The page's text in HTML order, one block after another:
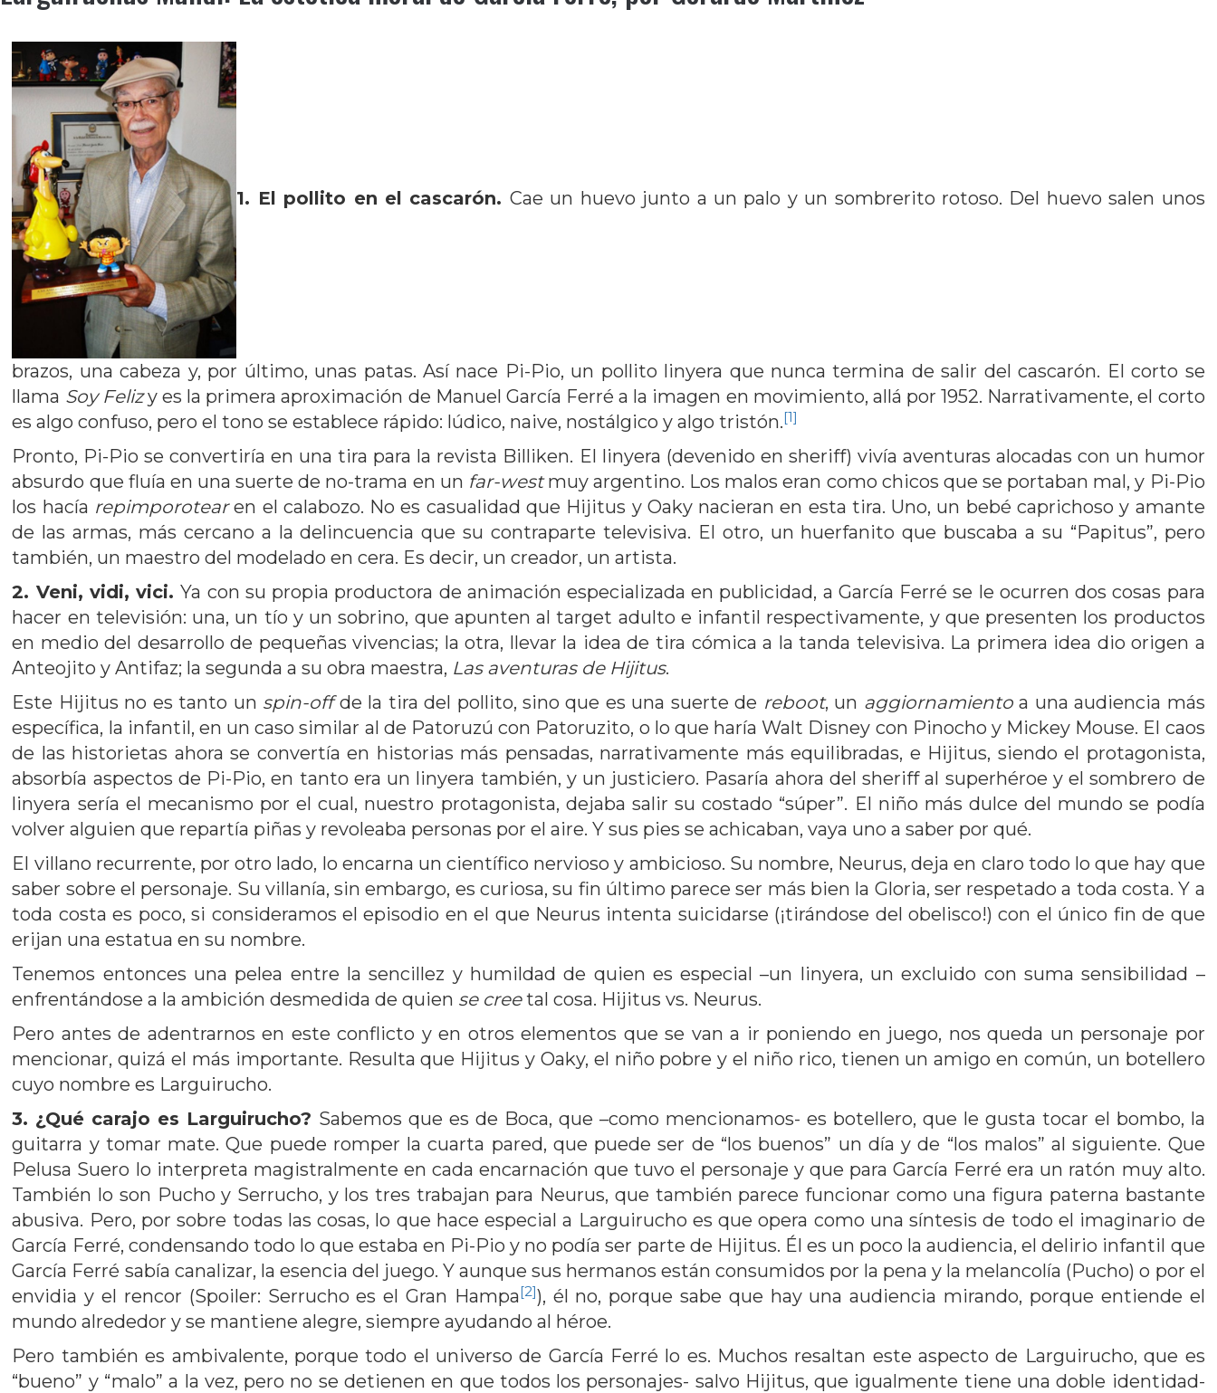
1. El pollito en el cascarón. Cae un huevo junto a un palo y un sombrerito rotoso. Del huevo salen unos
brazos, una cabeza y, por último, unas patas. Así nace Pi-Pio, un pollito linyera que nunca termina de salir del cascarón. El corto se
llama Soy Felizy es la primera aproximación de Manuel García Ferré a la imagen en movimiento, allá por 1952. Narrativamente, el corto
es algo confuso, pero el tono se establece rápido: lúdico, naive, nostálgico y algo tristón.[1]
Pronto, Pi-Pio se convertiría en una tira para la revista Billiken. El linyera (devenido en sheriff) vivía aventuras alocadas con un humor
absurdo que fluía en una suerte de no-trama en un far-westmuy argentino. Los malos eran como chicos que se portaban mal, y Pi-Pio
los hacía repimporotearen el calabozo. No es casualidad que Hijitus y Oaky nacieran en esta tira. Uno, un bebé caprichoso y amante
de las armas, más cercano a la delincuencia que su contraparte televisiva. El otro, un huerfanito que buscaba a su “Papitus”, pero
también, un maestro del modelado en cera. Es decir, un creador, un artista.
2. Veni, vidi, vici.Ya con su propia productora de animación especializada en publicidad, a García Ferré se le ocurren dos cosas para
hacer en televisión: una, un tío y un sobrino, que apunten al target adulto e infantil respectivamente, y que presenten los productos
en medio del desarrollo de pequeñas vivencias; la otra, llevar la idea de tira cómica a la tanda televisiva. La primera idea dio origen a
Anteojito y Antifaz; la segunda a su obra maestra, Las aventuras de Hijitus.
Este Hijitus no es tanto un spin-offde la tira del pollito, sino que es una suerte de reboot, un aggiornamientoa una audiencia más
específica, la infantil, en un caso similar al de Patoruzú con Patoruzito, o lo que haría Walt Disney con Pinocho y Mickey Mouse. El caos
de las historietas ahora se convertía en historias más pensadas, narrativamente más equilibradas, e Hijitus, siendo el protagonista,
absorbía aspectos de Pi-Pio, en tanto era un linyera también, y un justiciero. Pasaría ahora del sheriff al superhéroe y el sombrero de
linyera sería el mecanismo por el cual, nuestro protagonista, dejaba salir su costado “súper”. El niño más dulce del mundo se podía
volver alguien que repartía piñas y revoleaba personas por el aire. Y sus pies se achicaban, vaya uno a saber por qué.
El villano recurrente, por otro lado, lo encarna un científico nervioso y ambicioso. Su nombre, Neurus, deja en claro todo lo que hay que
saber sobre el personaje. Su villanía, sin embargo, es curiosa, su fin último parece ser más bien la Gloria, ser respetado a toda costa. Y a
toda costa es poco, si consideramos el episodio en el que Neurus intenta suicidarse (¡tirándose del obelisco!) con el único fin de que
erijan una estatua en su nombre.
Tenemos entonces una pelea entre la sencillez y humildad de quien es especial –un linyera, un excluido con suma sensibilidad –
enfrentándose a la ambición desmedida de quien se creetal cosa. Hijitus vs. Neurus.
Pero antes de adentrarnos en este conflicto y en otros elementos que se van a ir poniendo en juego, nos queda un personaje por
mencionar, quizá el más importante. Resulta que Hijitus y Oaky, el niño pobre y el niño rico, tienen un amigo en común, un botellero
cuyo nombre es Larguirucho.
3. ¿Qué carajo es Larguirucho? Sabemos que es de Boca, que –como mencionamos- es botellero, que le gusta tocar el bombo, la
guitarra y tomar mate. Que puede romper la cuarta pared, que puede ser de “los buenos” un día y de “los malos” al siguiente. Que
Pelusa Suero lo interpreta magistralmente en cada encarnación que tuvo el personaje y que para García Ferré era un ratón muy alto.
También lo son Pucho y Serrucho, y los tres trabajan para Neurus, que también parece funcionar como una figura paterna bastante
abusiva. Pero, por sobre todas las cosas, lo que hace especial a Larguirucho es que opera como una síntesis de todo el imaginario de
García Ferré, condensando todo lo que estaba en Pi-Pio y no podía ser parte de Hijitus. Él es un poco la audiencia, el delirio infantil que
García Ferré sabía canalizar, la esencia del juego. Y aunque sus hermanos están consumidos por la pena y la melancolía (Pucho) o por el
envidia y el rencor (Spoiler: Serrucho es el Gran Hampa[2]), él no, porque sabe que hay una audiencia mirando, porque entiende el
mundo alrededor y se mantiene alegre, siempre ayudando al héroe.
Pero también es ambivalente, porque todo el universo de García Ferré lo es. Muchos resaltan este aspecto de Larguirucho, que es
“bueno” y “malo” a la vez, pero no se detienen en que todos los personajes- salvo Hijitus, que igualmente tiene una doble identidad-